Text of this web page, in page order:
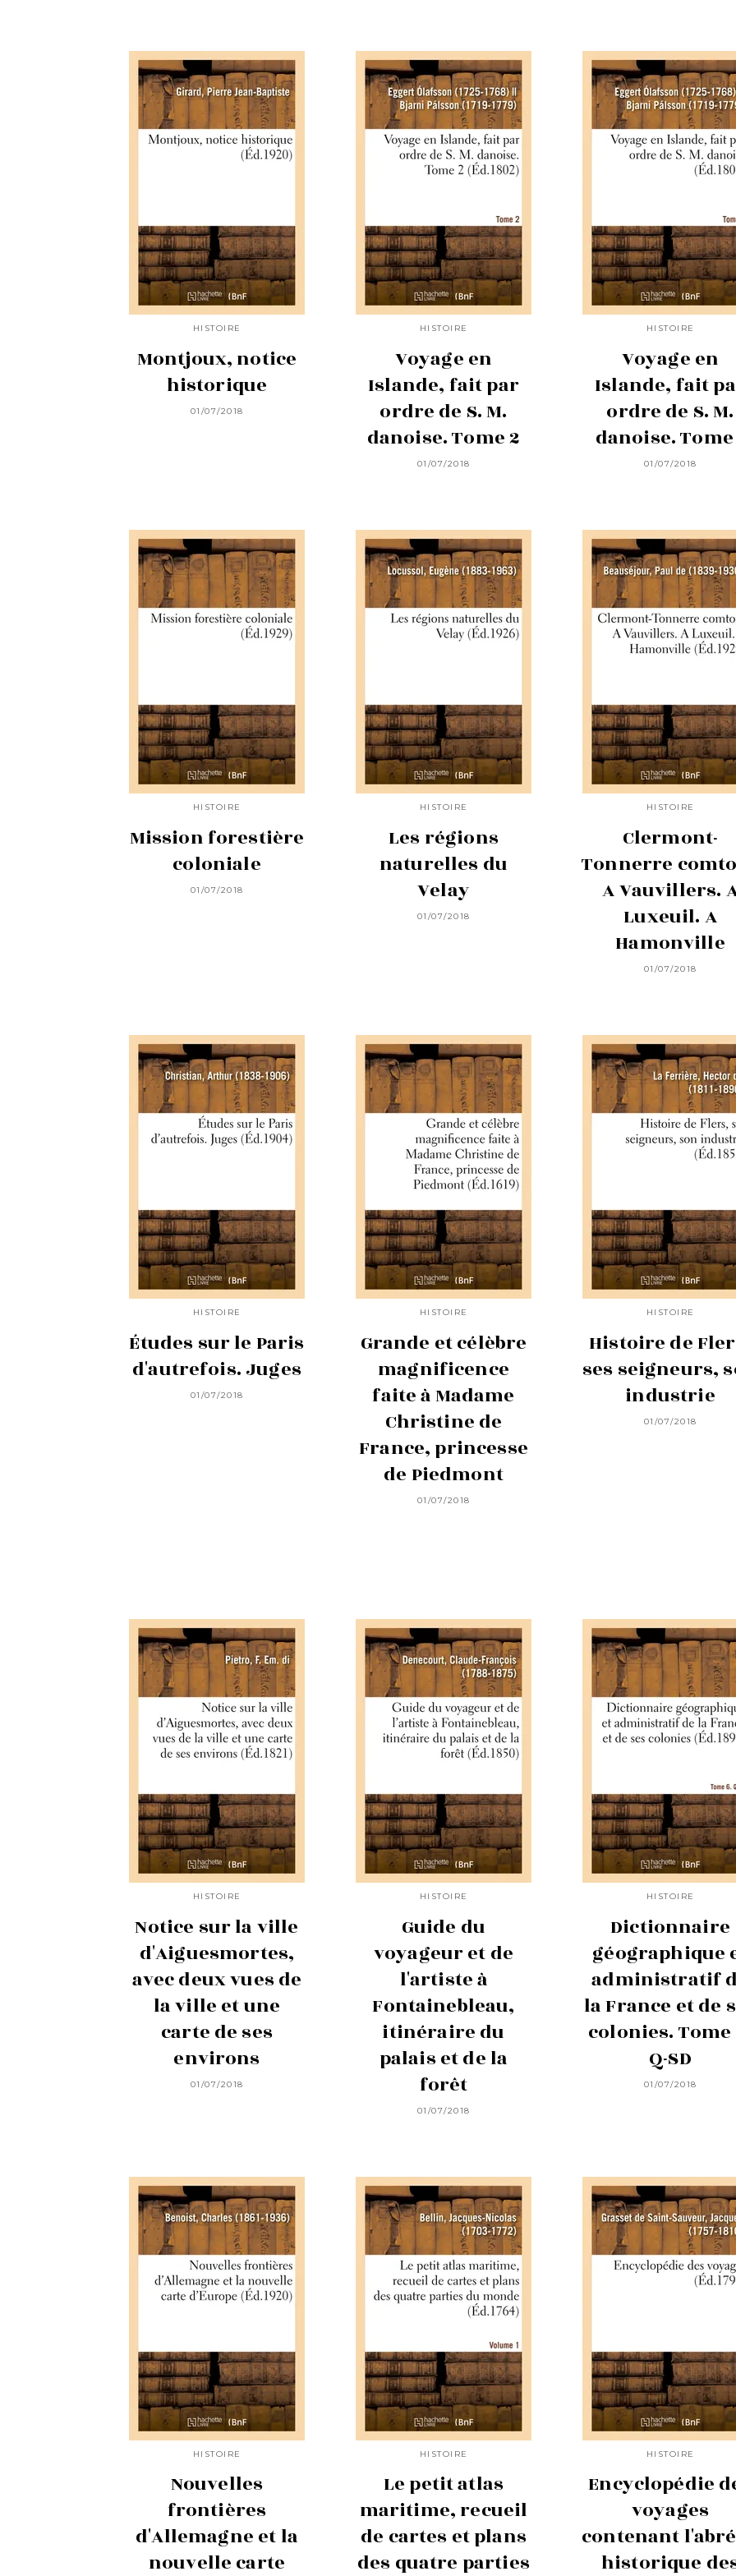
HISTOIRE
Montjoux, notice
historique
01/07/2018
HISTOIRE
Voyage en
Islande, fait par
ordre de S. M.
danoise. Tome 2
01/07/2018
HISTOIRE
Voyage en
Islande, fait
ordre de S. M.
danoise. Tome
01/07/2018
HISTOIRE
Mission forestière
coloniale
01/07/2018
HISTOIRE
Les régions
naturelles du
Velay
01/07/2018
HISTOIRE
Clermont-
Tonnerre
A Vauvillers.
Luxeuil. A
Hamonville
01/07/2018
HISTOIRE
Études sur le Paris
d'autrefois. Juges
01/07/2018
HISTOIRE
Grande et célèbre
magnificence
faite à Madame
Christine de
France, princesse
de Piedmont
01/07/2018
HISTOIRE
Histoire de
ses seigneurs,
industrie
01/07/2018
HISTOIRE
Notice sur la ville
d'Aiguesmortes,
avec deux vues de
la ville et une
carte de ses
environs
01/07/2018
HISTOIRE
Guide du
voyageur et de
l'artiste à
Fontainebleau,
itinéraire du
palais et de la
forêt
01/07/2018
HISTOIRE
Dictionnaire
géographique
administratif
la France et de
colonies. Tome
Q-SD
01/07/2018
HISTOIRE
Nouvelles
frontières
d'Allemagne et la
nouvelle carte
HISTOIRE
Le petit atlas
maritime, recueil
de cartes et plans
des quatre parties
HISTOIRE
Encyclopédie
voyages
contenant
historique